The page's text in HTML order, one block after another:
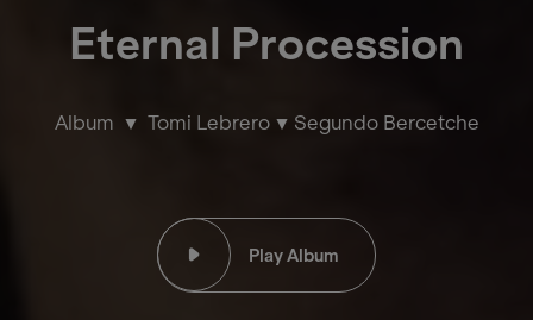
Eternal Procession
Album Tomi Lebrero Segundo Bercetche
Play Album